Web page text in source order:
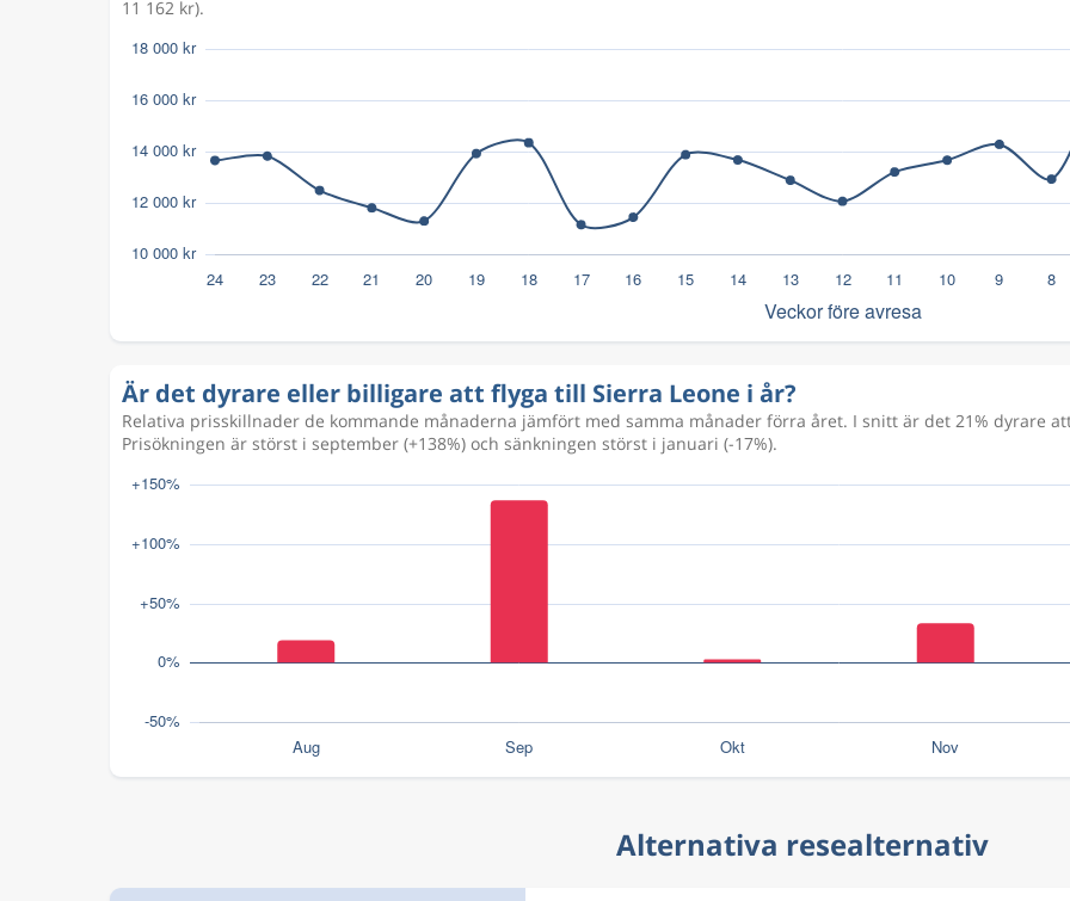
11 162 kr).
Är det dyrare eller billigare att flyga till Sierra Leone i år?
Relativa prisskillnader de kommande månaderna jämfört med samma månader förra året. I snitt är det 21% dyrare
Prisökningen är störst i september (+138%) och sänkningen störst i januari (-17%).
Alternativa resealternativ